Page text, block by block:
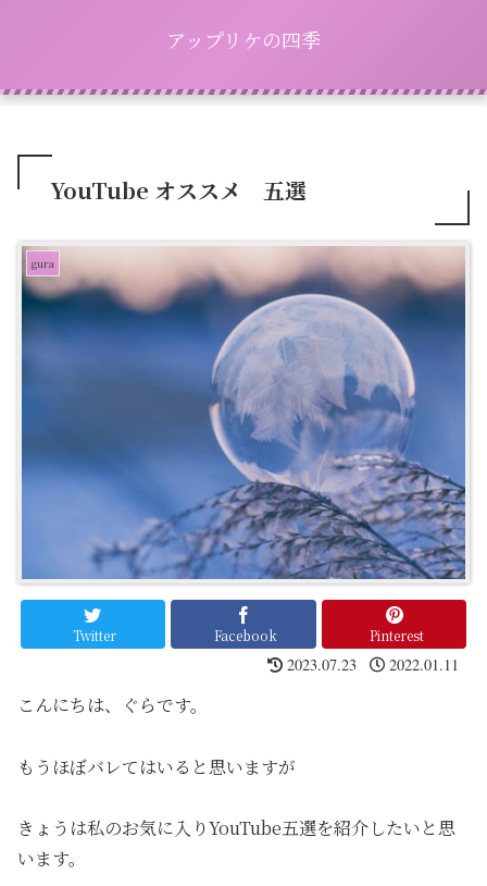
アップリケの四季
YouTube オススメ 五選
gura
Twitter Facebook Pinterest
2023.07.23 2022.01.11
こんにちは、ぐらです。
もうほぼバレてはいると思いますが
きょうは私のお気に入りYouTube五選を紹介したいと思
います。